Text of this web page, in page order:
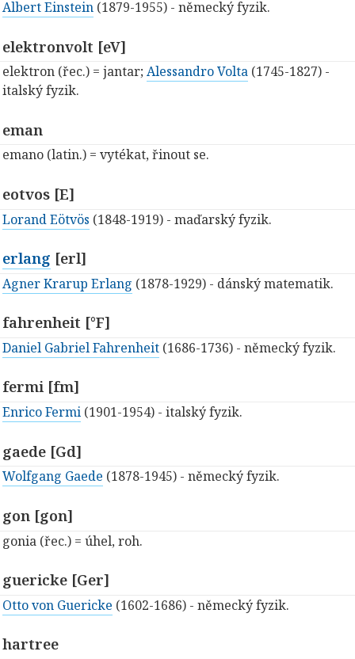
Albert Einstein (1879-1955) - německý fyzik.
elektronvolt [eV]
elektron (řec.) = jantar;Alessandro Volta (1745-1827) -
italský fyzik.
eman
emano (latin.) = vytékat, řinout se.
eotvos [E]
Lorand Eötvös (1848-1919) - maďarský fyzik.
erlang [erl]
Agner Krarup Erlang (1878-1929) - dánský matematik.
fahrenheit [°F]
Daniel Gabriel Fahrenheit (1686-1736) - německý fyzik.
fermi [fm]
Enrico Fermi (1901-1954) - italský fyzik.
gaede [Gd]
Wolfgang Gaede (1878-1945) - německý fyzik.
gon [gon]
gonia (řec.) = úhel, roh.
guericke [Ger]
Otto von Guericke (1602-1686) - německý fyzik.
hartree